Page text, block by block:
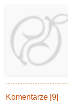
Komentarze [9]